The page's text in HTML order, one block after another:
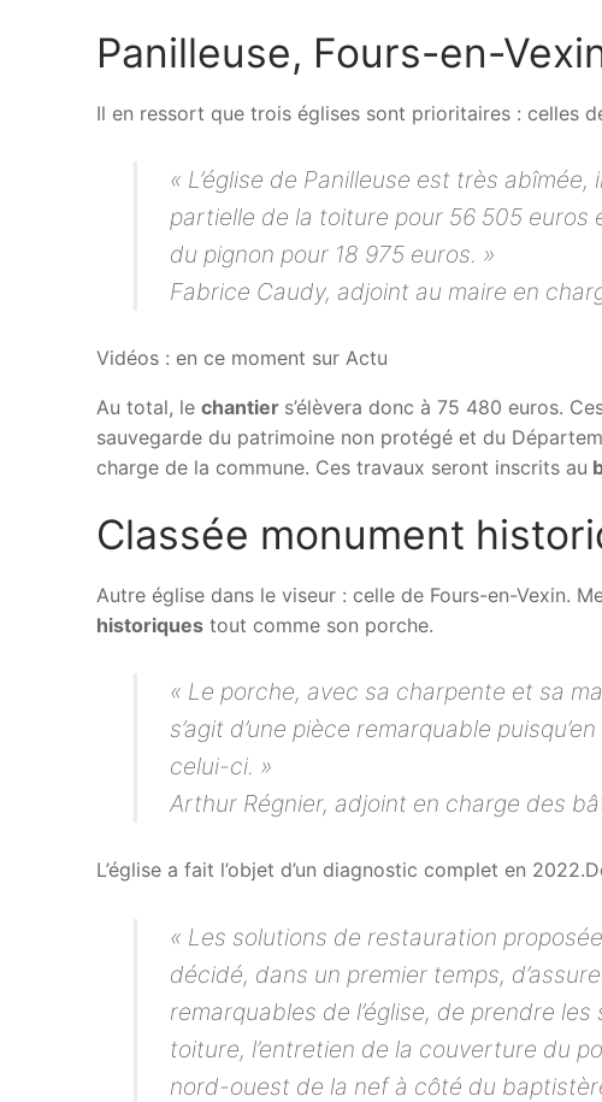
Panilleuse, Fours-en-
Il en ressort que trois églises sont prioritaires : celles
« L’église de Panilleuse est très
partielle de la toiture pour 56 505
du pignon pour 18 975 euros. »
Fabrice Caudy, adjoint au maire en
Vidéos : en ce moment sur Actu
Au total, le chantier s’élèvera donc à 75 480 euros.
sauvegarde du patrimoine non protégé et du
charge de la commune. Ces travaux seront inscrits au
Classée monument
Autre église dans le viseur : celle de Fours-en-Vexin.
historiques tout comme son porche.
« Le porche, avec sa charpente et sa
s’agit d’une pièce remarquable
celui-ci. »
Arthur Régnier, adjoint en charge des
L’église a fait l’objet d’un diagnostic complet en
« Les solutions de restauration
décidé, dans un premier temps,
remarquables de l’église, de prendre
toiture, l’entretien de la couverture du
nord-ouest de la nef à côté du